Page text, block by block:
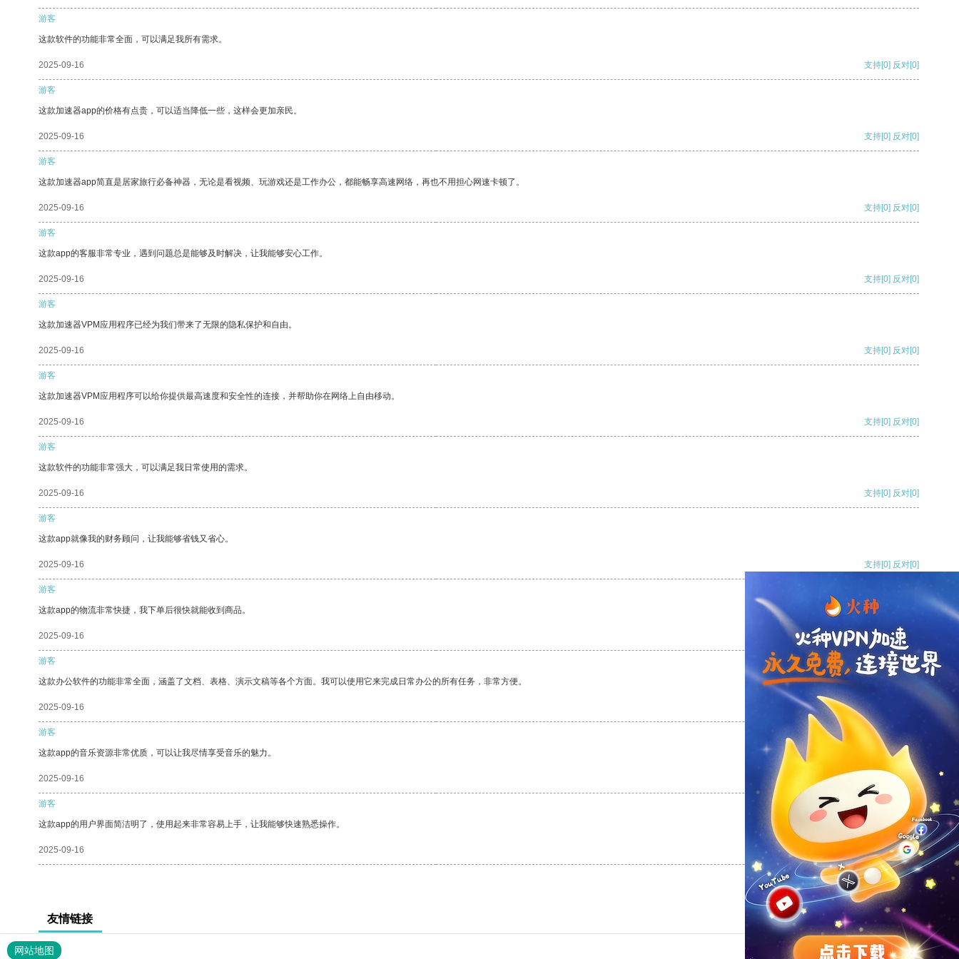
游客
这款软件的功能非常全面，可以满足我所有需求。
2025-09-16 支持[0] 反对[0]
游客
这款加速器app的价格有点贵，可以适当降低一些，这样会更加亲民。
2025-09-16 支持[0] 反对[0]
游客
这款加速器app简直是居家旅行必备神器，无论是看视频、玩游戏还是工作办公，都能畅享高速网络，再也不用担心网速卡顿了。
2025-09-16 支持[0] 反对[0]
游客
这款app的客服非常专业，遇到问题总是能够及时解决，让我能够安心工作。
2025-09-16 支持[0] 反对[0]
游客
这款加速器VPM应用程序已经为我们带来了无限的隐私保护和自由。
2025-09-16 支持[0] 反对[0]
游客
这款加速器VPM应用程序可以给你提供最高速度和安全性的连接，并帮助你在网络上自由移动。
2025-09-16 支持[0] 反对[0]
游客
这款软件的功能非常强大，可以满足我日常使用的需求。
2025-09-16 支持[0] 反对[0]
游客
这款app就像我的财务顾问，让我能够省钱又省心。
2025-09-16 支持[0] 反对[0]
游客
这款app的物流非常快捷，我下单后很快就能收到商品。
2025-09-16 支持[0] 反对
游客
这款办公软件的功能非常全面，涵盖了文档、表格、演示文稿等各个方面。我可以使用它来完成日常办公的所有任务，非常方便。
2025-09-16 支持
游客
这款app的音乐资源非常优质，可以让我尽情享受音乐的魅力。
2025-09-16 反对 [0]
游客
这款app的用户界面简洁明了，使用起来非常容易上手，让我能够快速熟悉操作。
2025-09-16 支持[0] 反对[0]
友情链接
网站地图